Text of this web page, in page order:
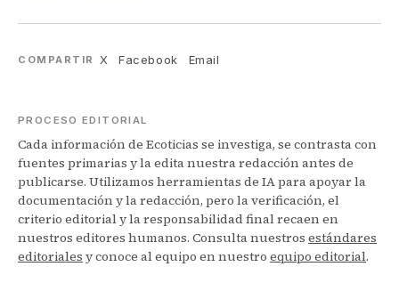
COMPARTIR X Facebook Email
PROCESO EDITORIAL
Cada información de Ecoticias se investiga, se contrasta con
fuentes primarias y la edita nuestra redacción antes de
publicarse. Utilizamos herramientas de IA para apoyar la
documentación y la redacción, pero la verificación, el
criterio editorial y la responsabilidad final recaen en
nuestros editores humanos. Consulta nuestros estándares
editoriales y conoce al equipo en nuestro equipo editorial.